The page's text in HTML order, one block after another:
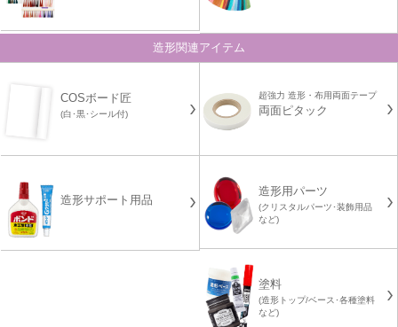
造形関連アイテム
COSボード匠
(白･黒･シール付)
超強力 造形・布用両面テープ
両面ピタック
造形サポート用品
造形用パーツ
(クリスタルパーツ･装飾用品
など)
塗料
(造形トップ/ベース･各種塗料
など)